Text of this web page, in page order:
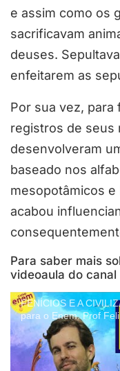
e assim como os
sacrificavam
deuses.
enfeitarem as
Por sua vez, para
registros de seus
desenvolveram
baseado nos
mesopotâmicos
acabou
Para saber mais
videoaula do canal
FENÍCIOS E A
para o Enem. Prof